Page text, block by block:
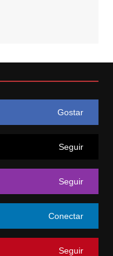
Gostar
Seguir
Seguir
Conectar
Seguir